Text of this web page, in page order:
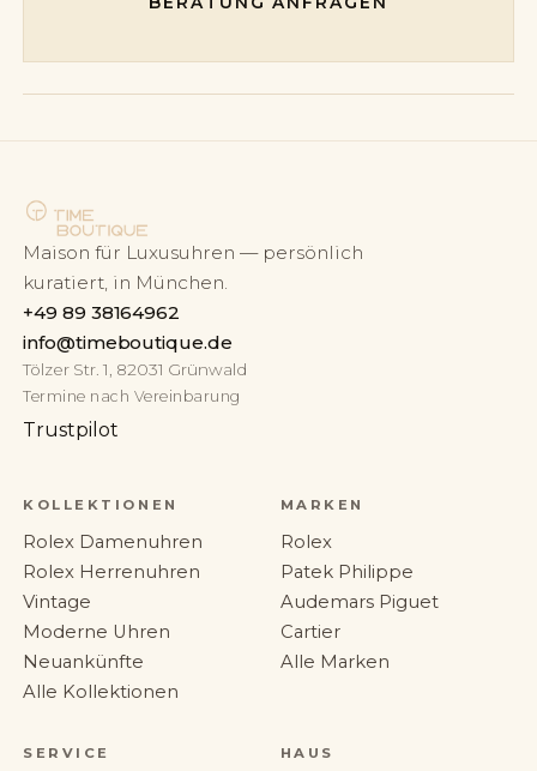
Maison für Luxusuhren — persönlich
kuratiert, in München.
+49 89 38164962
info@timeboutique.de
Tölzer Str. 1, 82031 Grünwald
Termine nach Vereinbarung
Trustpilot
KOLLEKTIONEN
Rolex Damenuhren
Rolex Herrenuhren
Vintage
Moderne Uhren
Neuankünfte
Alle Kollektionen
MARKEN
Rolex
Patek Philippe
Audemars Piguet
Cartier
Alle Marken
SERVICE HAUS